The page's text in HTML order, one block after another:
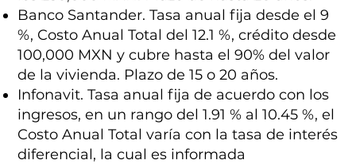
Banco Santander. Tasa anual fija desde el 9
%, Costo Anual Total del 12.1 %, crédito desde
100,000 MXN y cubre hasta el 90% del valor
de la vivienda. Plazo de 15 o 20 años.
Infonavit. Tasa anual fija de acuerdo con los
ingresos, en un rango del 1.91 % al 10.45 %, el
Costo Anual Total varía con la tasa de interés
diferencial, la cual es informada